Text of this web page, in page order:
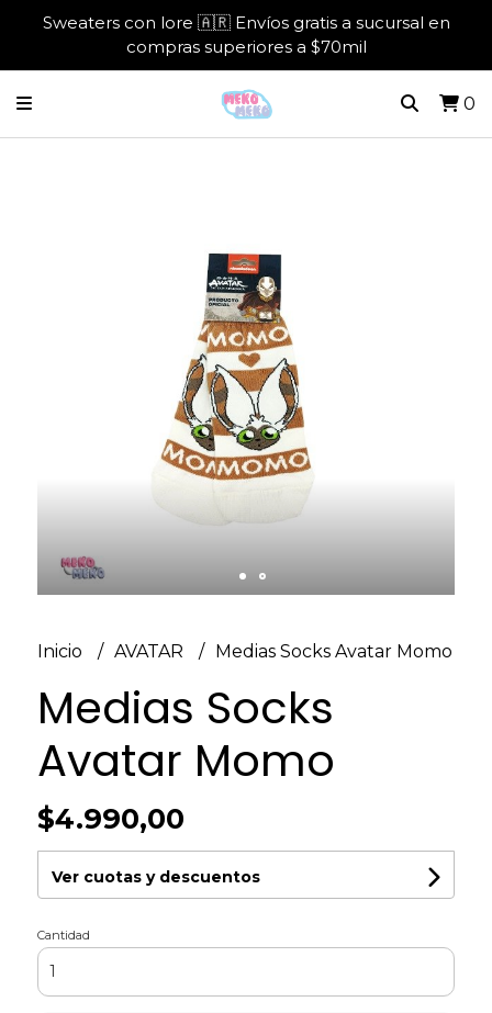
Sweaters con lore 🇦🇷 Envíos gratis a sucursal en
compras superiores a $70mil
0
Inicio AVATAR Medias Socks Avatar Momo
Medias Socks
Avatar Momo
$4.990,00
Ver cuotas y descuentos
Cantidad